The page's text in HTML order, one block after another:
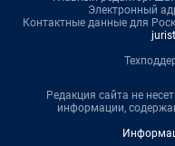
Электронный
Контактные данные для
Редакция сайта не
информации,